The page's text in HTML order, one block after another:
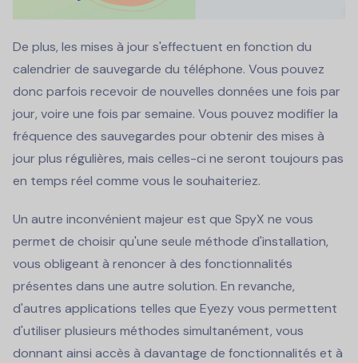
De plus, les mises à jour s'effectuent en fonction du
calendrier de sauvegarde du téléphone. Vous pouvez
donc parfois recevoir de nouvelles données une fois par
jour, voire une fois par semaine. Vous pouvez modifier la
fréquence des sauvegardes pour obtenir des mises à
jour plus régulières, mais celles-ci ne seront toujours pas
en temps réel comme vous le souhaiteriez.
Un autre inconvénient majeur est que SpyX ne vous
permet de choisir qu'une seule méthode d'installation,
vous obligeant à renoncer à des fonctionnalités
présentes dans une autre solution. En revanche,
d'autres applications telles que Eyezy vous permettent
d'utiliser plusieurs méthodes simultanément, vous
donnant ainsi accès à davantage de fonctionnalités et à